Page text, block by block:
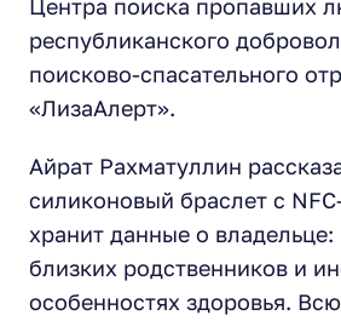
Центра поиска пропавших
республиканского
поисково-спасательного
«ЛизаАлерт».
Айрат Рахматуллин
силиконовый браслет с
хранит данные о
близких родственников и
особенностях здоровья.